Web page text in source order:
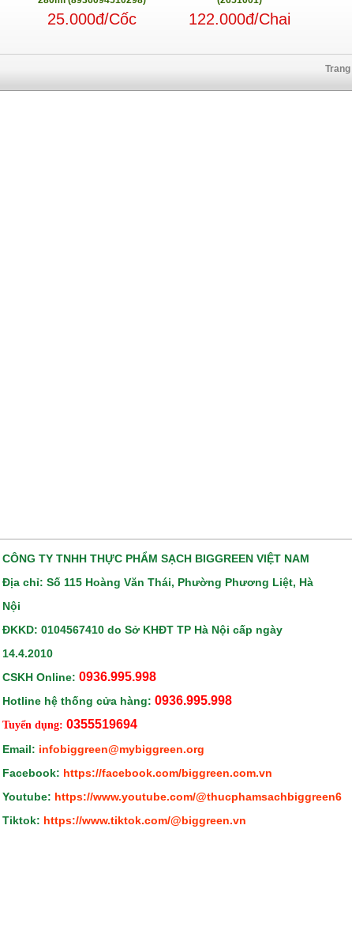
25.000đ/Cốc 122.000đ/Chai
Trang
CÔNG TY TNHH THỰC PHẨM SẠCH BIGGREEN VIỆT NAM
Địa chỉ: Số 115 Hoàng Văn Thái, Phường Phương Liệt, Hà
Nội
ĐKKD: 0104567410 do Sở KHĐT TP Hà Nội cấp ngày
14.4.2010
CSKH Online: 0936.995.998
Hotline hệ thống cửa hàng: 0936.995.998
Tuyển dụng: 0355519694
Email: infobiggreen@mybiggreen.org
Facebook: https://facebook.com/biggreen.com.vn
Youtube: https://www.youtube.com/
Tiktok: https://www.tiktok.com/@biggreen.vn